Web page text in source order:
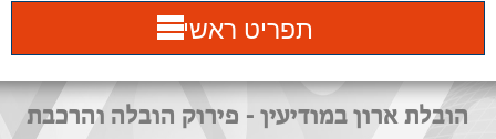
תפריט ראשי
הובלת ארון במודיעין - פירוק הובלה והרכבת